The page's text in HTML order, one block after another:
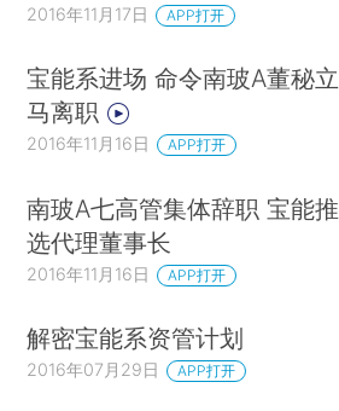
2016年11月17日 APP打开
宝能系进场 命令南玻A董秘立
马离职
2016年11月16日 APP打开
南玻A七高管集体辞职 宝能推
选代理董事长
2016年11月16日 APP打开
解密宝能系资管计划
2016年07月29日 APP打开